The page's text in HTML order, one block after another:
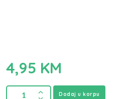
4,95 KM
Dodaj u korpu